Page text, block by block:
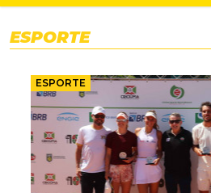
ESPORTE
ESPORTE